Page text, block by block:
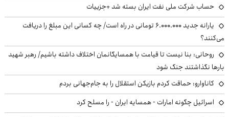
حساب‌ شرکت ملی نفت ایران بسته شد +جزییات
یارانه جدید ۶.۰۰۰.۰۰۰ تومانی در راه است/ چه کسانی این مبلغ را دریافت
می‌کنند؟
روحانی: بنا نیست تا قیامت با همسایگانمان اختلاف داشته باشیم/ رهبر شهید
بارها نگذاشتند جنگ شود
کاناوارو: حماقت کردم بازیکن استقلال را به جام‌جهانی بردم
اسرائیل چگونه امارات - همسایه ایران - را مسلح کرد